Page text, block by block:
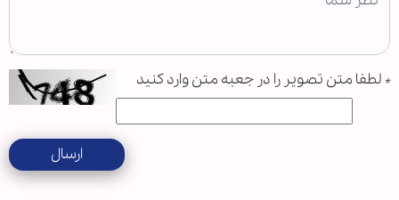
* لطفا متن تصویر را در جعبه متن وارد کنید
ارسال